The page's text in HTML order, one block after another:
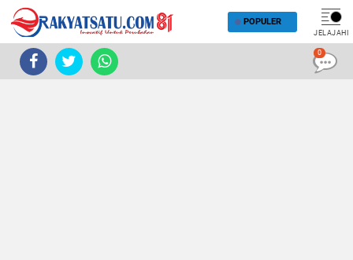
POPULER
JELAJAHI
0